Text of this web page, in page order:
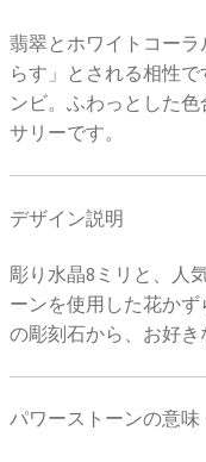
翡翠とホワイトコー
らす」とされる相性
ンビ。ふわっとした
サリーです。
デザイン説明
彫り水晶8ミリと、人
ーンを使用した花か
の彫刻石から、お好き
パワーストーンの意味